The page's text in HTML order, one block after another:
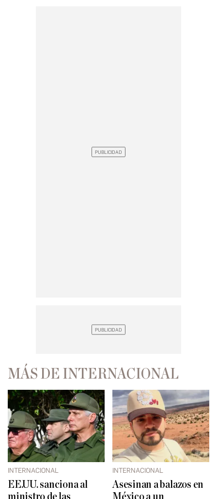
MÁS DE INTERNACIONAL
INTERNACIONAL
EE.UU. sanciona al
INTERNACIONAL
Asesinan a balazos en